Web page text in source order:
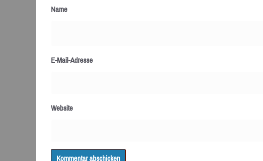
Name
E-Mail-Adresse
Website